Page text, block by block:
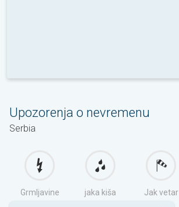
Upozorenja o nevremenu
Serbia
Grmljavine jaka kiša Jak vetar